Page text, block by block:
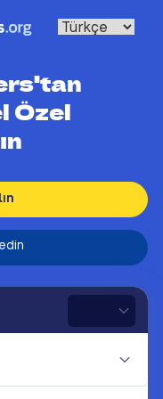
Özel